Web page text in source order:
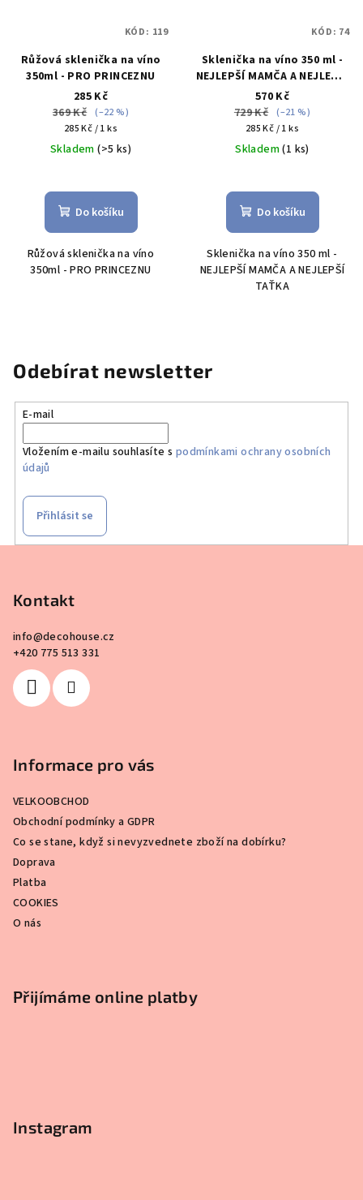
Růžová sklenička na víno
350ml - PRO PRINCEZNU
285 Kč
369 Kč (–22 %)
Měrná
cena:
285 Kč / 1 ks
Skladem(>5 ks)
hodnocení
produktu
z
5
Do košíku
Růžová sklenička na víno
350ml - PRO PRINCEZNU
KÓD: 119
Sklenička na víno 350 ml -
NEJLEPŠÍ MAMČA A NEJLEPŠÍ
TAŤKA
570 Kč
729 Kč (–21 %)
Měrná
cena:
285 Kč / 1 ks
Skladem(1 ks)
hodnocení
produktu
z
5
hvězdiček.
Do košíku
Sklenička na víno 350 ml -
NEJLEPŠÍ MAMČA A NEJLEPŠÍ
TAŤKA
KÓD: 74
Odebírat newsletter
E-mail
Vložením e-mailu souhlasíte s podmínkami ochrany osobních
údajů
Přihlásit se
Kontakt
info@decohouse.cz
+420 775 513 331
Informace pro vás
VELKOOBCHOD
Obchodní podmínky a GDPR
Co se stane, když si nevyzvednete zboží na dobírku?
Doprava
Platba
COOKIES
O nás
Přijímáme online platby
Instagram